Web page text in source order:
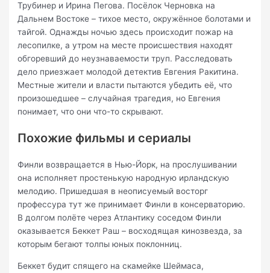
Трубинер и Ирина Пегова. Посёлок Черновка на
Дальнем Востоке – тихое место, окружённое болотами и
тайгой. Однажды ночью здесь происходит пожар на
лесопилке, а утром на месте происшествия находят
обгоревший до неузнаваемости труп. Расследовать
дело приезжает молодой детектив Евгения Ракитина.
Местные жители и власти пытаются убедить её, что
произошедшее – случайная трагедия, но Евгения
понимает, что они что-то скрывают.
Похожие фильмы и сериалы
Финли возвращается в Нью-Йорк, на прослушивании
она исполняет простенькую народную ирландскую
мелодию. Пришедшая в неописуемый восторг
профессура тут же принимает Финли в консерваторию.
В долгом полёте через Атлантику соседом Финли
оказывается Беккет Раш – восходящая кинозвезда, за
которым бегают толпы юных поклонниц.
Беккет будит спящего на скамейке Шеймаса,